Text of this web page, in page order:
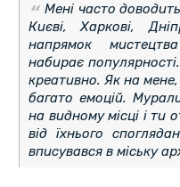
Мені часто
Києві, Харкові,
напрямок
набирає
креативно. Як на
багато емоцій.
на видному місці і ти
від їхнього
вписувався в міську